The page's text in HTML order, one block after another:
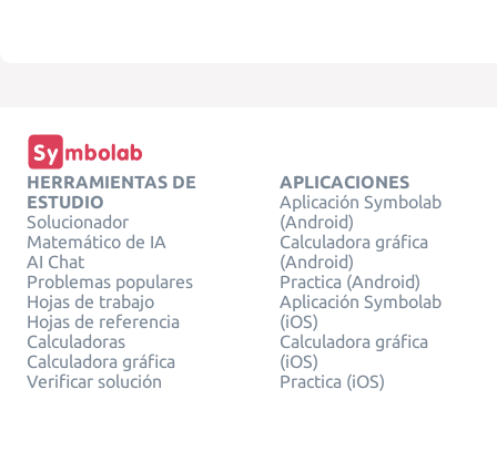
HERRAMIENTAS DE
ESTUDIO
Solucionador
Matemático de IA
AI Chat
Problemas populares
Hojas de trabajo
Hojas de referencia
Calculadoras
Calculadora gráfica
Verificar solución
APLICACIONES
Aplicación Symbolab
(Android)
Calculadora gráfica
(Android)
Practica (Android)
Aplicación Symbolab
(iOS)
Calculadora gráfica
(iOS)
Practica (iOS)